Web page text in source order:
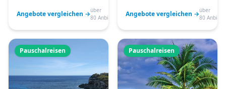
Angebote vergleichen →über
80 Anbieter
Angebote vergleichen →über
80
Pauschalreisen Pauschalreisen